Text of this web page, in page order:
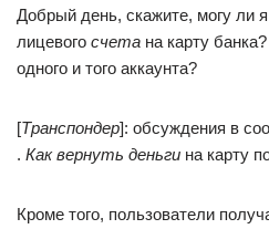
Добрый день, скажите, могу ли я
лицевого счета на карту
одного и того аккаунта?
[Транспондер]: обсуждения в
. Как вернуть деньги на карту
Кроме того, пользователи